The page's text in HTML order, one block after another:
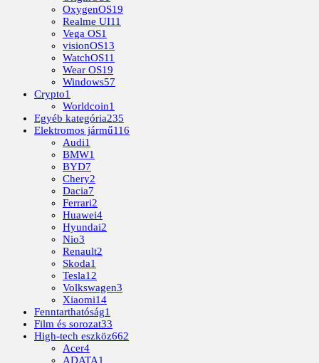
OxygenOS19
Realme UI11
Vega OS1
visionOS13
WatchOS11
Wear OS19
Windows57
Crypto1
Worldcoin1
Egyéb kategória235
Elektromos jármű116
Audi1
BMW1
BYD7
Chery2
Dacia7
Ferrari2
Huawei4
Hyundai2
Nio3
Renault2
Skoda1
Tesla12
Volkswagen3
Xiaomi14
Fenntarthatóság1
Film és sorozat33
High-tech eszköz662
Acer4
ADATA1